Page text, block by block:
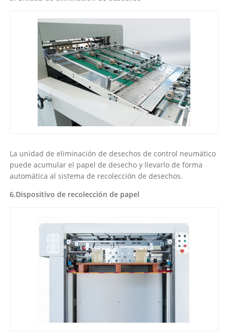
La unidad de eliminación de desechos de control neumático
puede acumular el papel de desecho y llevarlo de forma
automática al sistema de recolección de desechos.
6.Dispositivo de recolección de papel